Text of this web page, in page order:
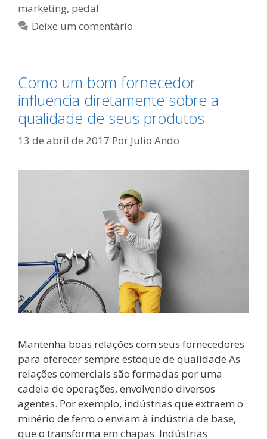
marketing, pedal
Deixe um comentário
Como um bom fornecedor
influencia diretamente sobre a
qualidade de seus produtos
13 de abril de 2017 Por Julio Ando
Mantenha boas relações com seus fornecedores
para oferecer sempre estoque de qualidade As
relações comerciais são formadas por uma
cadeia de operações, envolvendo diversos
agentes. Por exemplo, indústrias que extraem o
minério de ferro o enviam à indústria de base,
que o transforma em chapas. Indústrias